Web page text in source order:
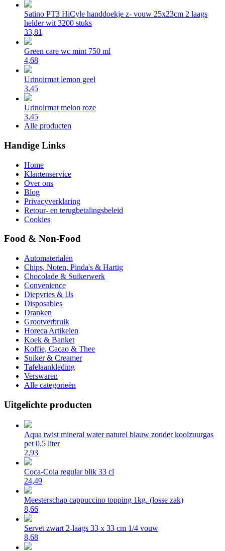
Satino PT3 HiCyle handdoekje z- vouw 25x23cm 2 laags
helder wit 3200 stuks
33,81
Green care wc mint 750 ml
4,68
Urinoirmat lemon geel
3,45
Urinoirmat melon roze
3,45
Alle producten
Handige Links
Home
Klantenservice
Over ons
Blog
Privacyverklaring
Retour- en terugbetalingsbeleid
Cookies
Food & Non-Food
Automaterialen
Chips, Noten, Pinda's & Hartig
Chocolade & Suikerwerk
Convenience
Diepvries & IJs
Disposables
Dranken
Grootverbruik
Horeca Artikelen
Koek & Banket
Koffie, Cacao & Thee
Suiker & Creamer
Tafelaankleding
Verswaren
Alle categorieën
Uitgelichte producten
Aqua twist mineral water naturel blauw zonder koolzuurgas
pet 0.5 liter
2,93
Coca-Cola regular blik 33 cl
24,49
Meesterschap cappuccino topping 1kg. (losse zak)
8,66
Servet zwart 2-laags 33 x 33 cm 1/4 vouw
8,68